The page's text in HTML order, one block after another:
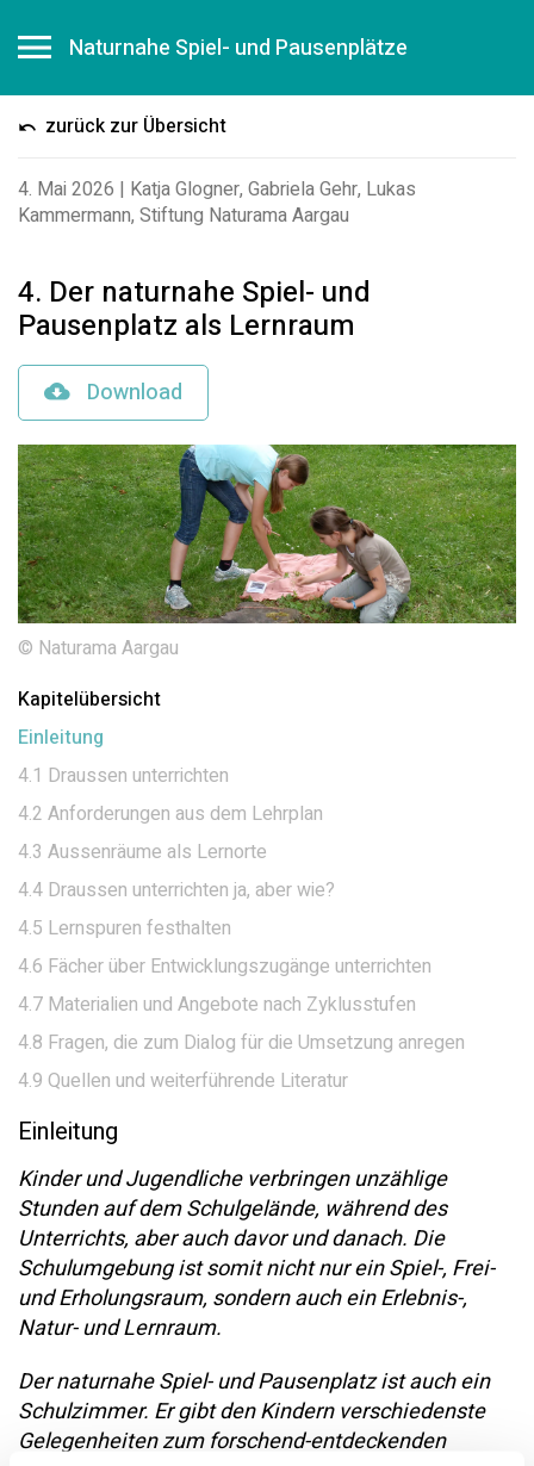
Naturnahe Spiel- und Pausenplätze
zurück zur Übersicht
4. Mai 2026 | Katja Glogner, Gabriela Gehr, Lukas
Kammermann, Stiftung Naturama Aargau
4. Der naturnahe Spiel- und
Pausenplatz als Lernraum
Download
© Naturama Aargau
Kapitelübersicht
Einleitung
4.1 Draussen unterrichten
4.2 Anforderungen aus dem Lehrplan
4.3 Aussenräume als Lernorte
4.4 Draussen unterrichten ja, aber wie?
4.5 Lernspuren festhalten
4.6 Fächer über Entwicklungszugänge unterrichten
4.7 Materialien und Angebote nach Zyklusstufen
4.8 Fragen, die zum Dialog für die Umsetzung anregen
4.9 Quellen und weiterführende Literatur
Einleitung
Kinder und Jugendliche verbringen unzählige
Stunden auf dem Schulgelände, während des
Unterrichts, aber auch davor und danach. Die
Schulumgebung ist somit nicht nur ein Spiel-, Frei-
und Erholungsraum, sondern auch ein Erlebnis-,
Natur- und Lernraum.
Der naturnahe Spiel- und Pausenplatz ist auch ein
Schulzimmer. Er gibt den Kindern verschiedenste
Gelegenheiten zum forschend-entdeckenden